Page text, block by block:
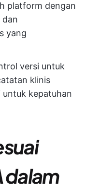
platform dengan
dan
yang
versi untuk
klinis
untuk kepatuhan
dalam